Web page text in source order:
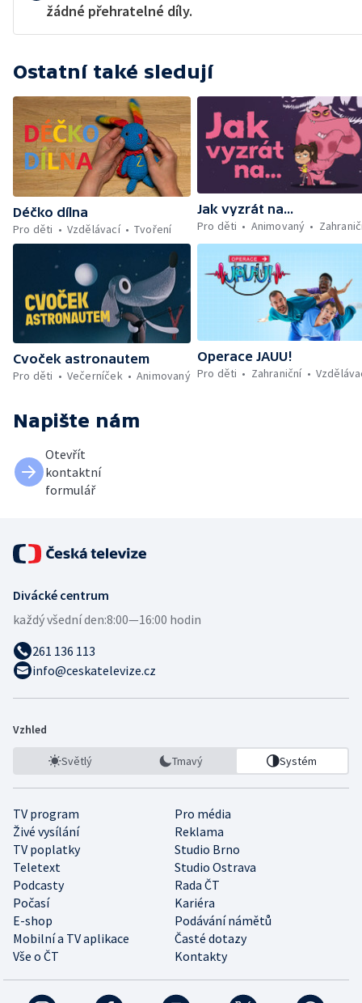
žádné přehratelné díly.
Ostatní také sledují
Déčko dílna
Pro děti
Vzdělávací Tvoření
Jak vyzrát na...
Pro děti
Animovaný
Cvoček astronautem
Pro děti
Večerníček Animovaný
Operace JAUU!
Pro děti
Zahraniční
Napište nám
Otevřít
kontaktní
formulář
Divácké centrum
každý všední den:8:00—16:00 hodin
261 136 113
info@ceskatelevize.cz
Vzhled
Světlý Tmavý Systém
TV program
Pro média
Živé vysílání
Reklama
TV poplatky
Studio Brno
Teletext
Studio Ostrava
Podcasty
Rada ČT
Počasí
Kariéra
E-shop
Podávání námětů
Mobilní a TV aplikace
Časté dotazy
Vše o ČT
Kontakty